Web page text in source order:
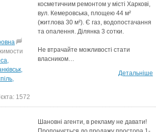
1572
косметичним ремонтом у місті Харкові,
вул. Кемеровська, площею 44 м²
(житлова 30 м²). Є газ, водопостачання
та опалення. Ділянка 3 сотки.
Не втрачайте можливості стати
власником…
Детальніше
Шановні агенти, в рекламу не давати!